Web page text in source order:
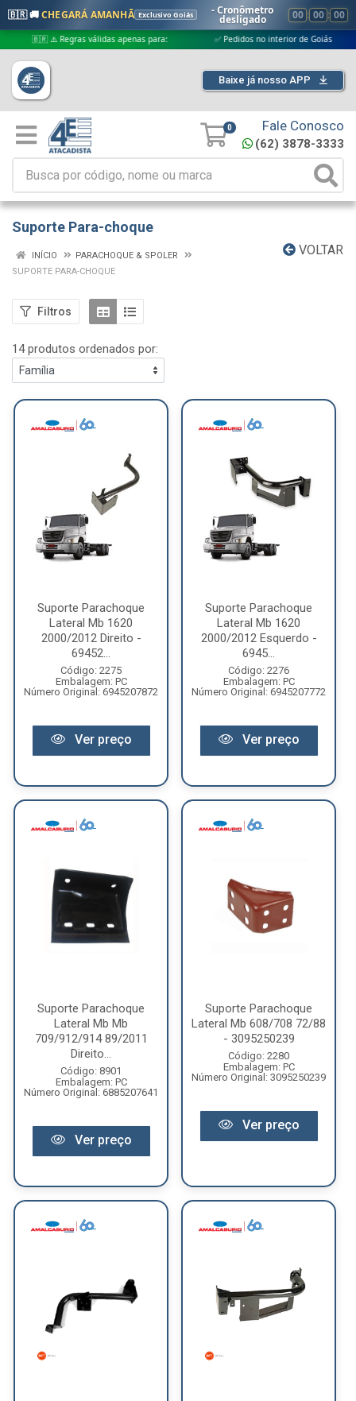
🇧🇷 🚚CHEGARÁ AMANHÃ Exclusivo Goiás - Cronômetro
desligado 00 : 00 : 00
⚠️ Regras válidas apenas para: ✅ Pedidos no interior de Goiás
Baixe já nosso APP
0 Fale Conosco
(62) 3878-3333
Suporte Para-choque
VOLTAR
INÍCIO
PARACHOQUE & SPOLER
SUPORTE PARA-CHOQUE
Filtros
14 produtos ordenados por:
Suporte Parachoque
Lateral Mb 1620
2000/2012 Direito -
69452...
Código: 2275
Embalagem: PC
Número Original: 6945207872
Ver preço
Suporte Parachoque
Lateral Mb 1620
2000/2012 Esquerdo -
6945...
Código: 2276
Embalagem: PC
Número Original: 6945207772
Ver preço
Suporte Parachoque
Lateral Mb Mb
709/912/914 89/2011
Direito...
Código: 8901
Embalagem: PC
Número Original: 6885207641
Ver preço
Suporte Parachoque
Lateral Mb 608/708 72/88
- 3095250239
Código: 2280
Embalagem: PC
Número Original: 3095250239
Ver preço